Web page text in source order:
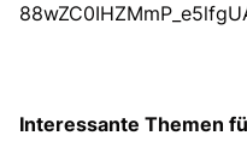
Interessante Themen